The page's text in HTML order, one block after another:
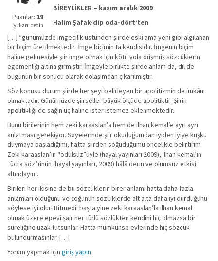
kadar
iyi
değil!
Puanlar: 19
‘yukarı’ dedin
BİREYLİKLER – kasım aralık 2009
Halim Şafak-dip oda-dört’ten
[…] “günümüzde imgecilik üstünden şiirde eski ama yeni gibi algılanan
bir biçim üretilmektedir. İmge biçimin ta kendisidir. İmgenin biçim
haline gelmesiyle şiir imge olmak için kötü yola düşmüş sözcüklerin
egemenliği altına girmiştir. İmgeyle birlikte şiirde anlam da, dil de
bugünün bir sonucu olarak dolaşımdan çıkarılmıştır.
Söz konusu durum şiirde her şeyi belirleyen bir apolitizmin de imkânı
olmaktadır. Günümüzde şiirseller büyük ölçüde apolitiktir. Şiirin
apolitikliği de sağın üç haline ister istemez eklenmektedir.
Bunu birilerinin hem zeki karaaslan’a hem de ilhan kemal’e ayrı ayrı
anlatması gerekiyor. Sayelerinde şiir okuduğumdan iyiden iyiye kuşku
duymaya başladığımı, hatta şiirden soğuduğumu öncelikle belirtirim.
Zeki karaaslan’ın “ödülsüz”üyle (hayal yayınları 2009), ilhan kemal’in
“ücra söz”ünün (hayal yayınları, 2009) hâlâ derin ve olumsuz etkisi
altındayım.
Birileri her ikisine de bu sözcüklerin birer anlamı hatta daha fazla
anlamları olduğunu ve çoğunun sözlüklerde alt alta daha iyi durduğunu
söylese iyi olur! Bitmedi: başta yine zeki karaaslan’la ilhan kemal
olmak üzere epeyi şair her türlü sözlükten kendini hiç olmazsa bir
süreliğine uzak tutsunlar. Hatta mümkünse evlerinde hiç sözcük
bulundurmasınlar. […]
Yorum yapmak için giriş yapın